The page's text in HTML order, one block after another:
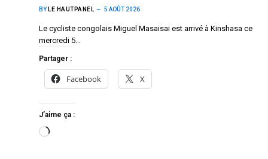
BY LE HAUTPANEL 5 AOÛT 2026
Le cycliste congolais Miguel Masaisai est arrivé à Kinshasa ce
mercredi 5…
Partager :
Facebook X
J’aime ça :